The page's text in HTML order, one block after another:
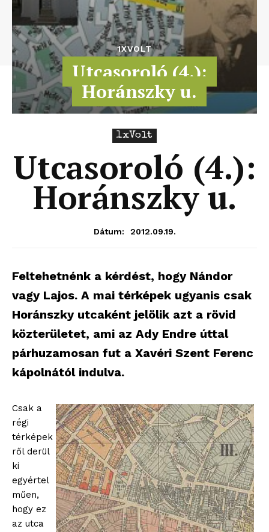
1XVOLT
Utcasoroló (4.):
Horánszky u.
1xVolt
Utcasoroló (4.):
Horánszky u.
Dátum: 2012.09.19.
Feltehetnénk a kérdést, hogy Nándor
vagy Lajos. A mai térképek ugyanis csak
Horánszky utcaként jelölik azt a rövid
közterületet, ami az Ady Endre úttal
párhuzamosan fut a Xavéri Szent Ferenc
kápolnától indulva.
Csak a
régi
térképek
ről derül
ki
egyértel
műen,
hogy ez
az utca